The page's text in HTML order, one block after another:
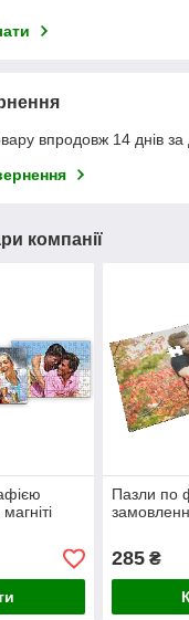
впродовж 14 днів за
компанії
Пазли по
285₴